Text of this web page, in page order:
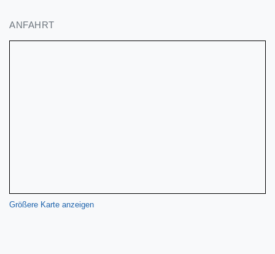
ANFAHRT
Größere Karte anzeigen